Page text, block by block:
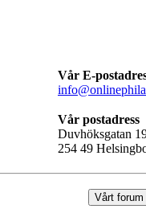
Vår E-
Vår postadress
Duvhöksgatan
254 49
Vårt forum